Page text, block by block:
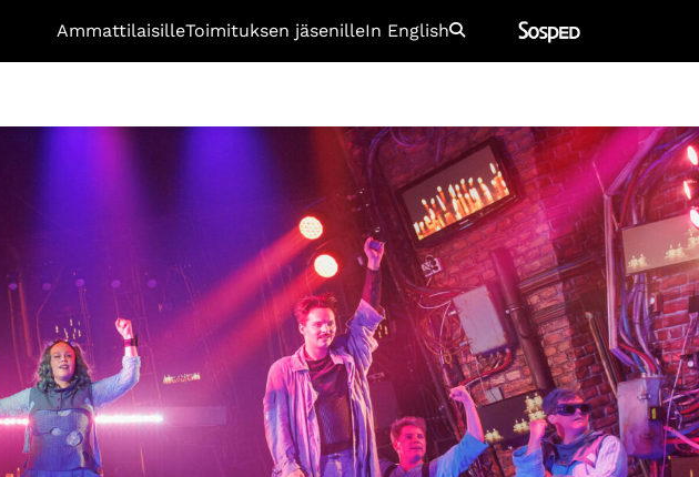
AmmattilaisilleToimituksen jäsenilleIn English Etsi